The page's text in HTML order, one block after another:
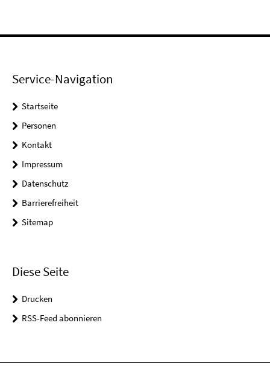
Service-Navigation
Startseite
Personen
Kontakt
Impressum
Datenschutz
Barrierefreiheit
Sitemap
Diese Seite
Drucken
RSS-Feed abonnieren